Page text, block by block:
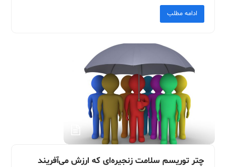
ادامه مطلب
چتر توریسم سلامت زنجیره‌ای که ارزش می‌آفریند